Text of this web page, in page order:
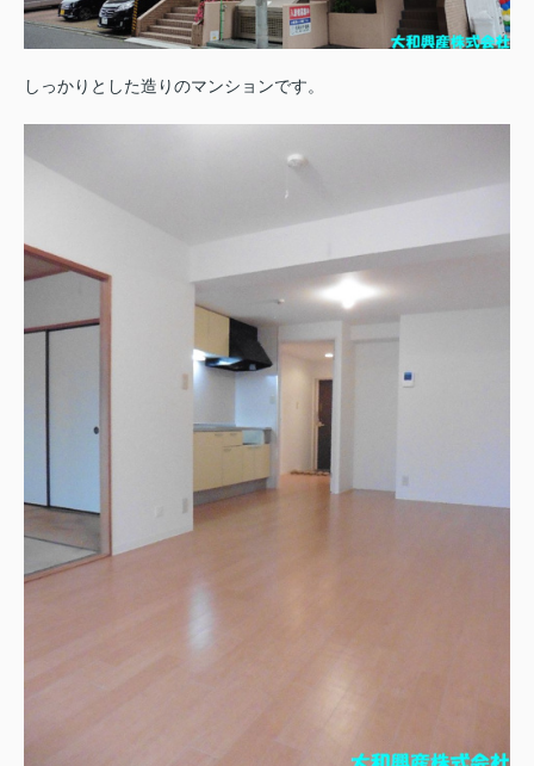
しっかりとした造りのマンションです。